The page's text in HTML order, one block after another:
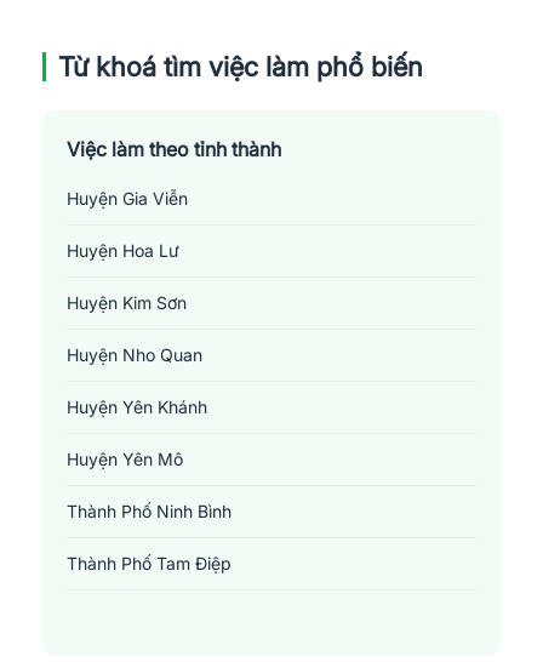
Từ khoá tìm việc làm phổ biến
Việc làm theo tỉnh thành
Huyện Gia Viễn
Huyện Hoa Lư
Huyện Kim Sơn
Huyện Nho Quan
Huyện Yên Khánh
Huyện Yên Mô
Thành Phố Ninh Bình
Thành Phố Tam Điệp